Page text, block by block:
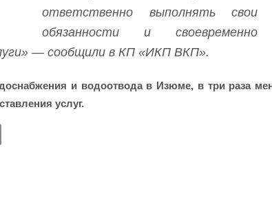
ответственно выполнять свои
обязанности и своевременно
— сообщили в КП «ИКП ВКП».
и водоотвода в Изюме, в три раза
услуг.